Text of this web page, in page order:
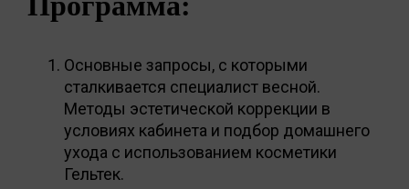
Основные запросы, с которыми
сталкивается специалист весной.
Методы эстетической коррекции в
условиях кабинета и подбор домашнего
ухода с использованием косметики
Гельтек.